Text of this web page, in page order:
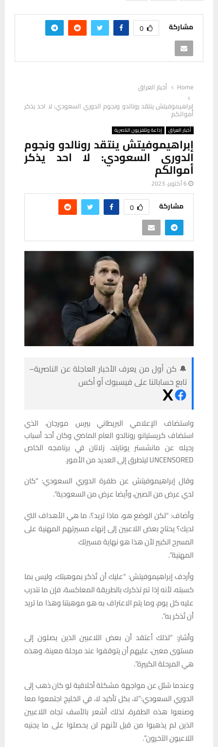
مشاركة 0
Home
أخبار العراق
إبراهيموفيتش ينتقد رونالدو ونجوم الدوري السعودي: لا احد يذكر
أموالكم
أخبار العراق إذاعة وتلفزيون الناصرية
إبراهيموفيتش ينتقد رونالدو ونجوم
الدوري السعودي: لا احد يذكر
أموالكم
6 أكتوبر، 2023
مشاركة 0
🔔 كن أول من يعرف الأخبار العاجلة عن الناصرية–
تابع حساباتنا على فيسبوك أو أكس
واستضاف الإعلامي البريطاني بيرس مورجان، الذي
استضاف كريستيانو رونالدو العام الماضي وكان أحد أسباب
رحيله عن مانشستر يونايتد، زلاتان في برنامجه الخاص
UNCENSORED ليتطرق إلى العديد من الأمور.
وقال إبراهيموفيتش عن طفرة الدوري السعودي: “كان
لدي عرض من الصين، وأيضا عرض من السعودية”.
وأضاف: “لكن الوضع هو، ماذا تريد؟، ما هي الأهداف التي
لديك؟ يحتاج بعض اللاعبين إلى إنهاء مسيرتهم المهنية على
المسرح الكبير لأن هذا هو نهاية مسيرتك
المهنية”.
وأردف إبراهيموفيتش: “عليك أن تُذكر بموهبتك، وليس بما
كسبته، لأنه إذا تم تذكرك بالطريقة المعاكسة، فإن ما نتدرب
عليه كل يوم، وما يتم الاعتراف به هو موهبتنا وهذا ما تريد
أن تُذكر به”.
وأشار: “لذلك أعتقد أن بعض اللاعبين الذين يصلون إلى
مستوى معين، عليهم أن يتوقفوا عند مرحلة معينة، وهذه
هي المرحلة الكبيرة”.
وعندما سُئل عن مواجهة مشكلة أخلاقية لو كان ذهب إلى
الدوري السعودي:”لا، بكل تأكيد لا، في الخليج اجتمعوا معا
وصنعوا هذه الطفرة، لذلك أشعر بالأسف تجاه اللاعبين
الذين لم يذهبوا من قبل لأنهم لن يحصلوا على ما يجنيه
اللاعبون الآخرون”.